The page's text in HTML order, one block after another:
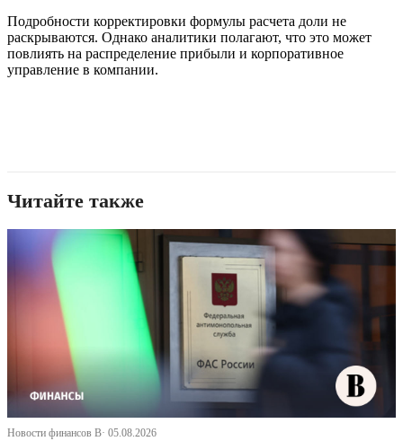
Подробности корректировки формулы расчета доли не
раскрываются. Однако аналитики полагают, что это может
повлиять на распределение прибыли и корпоративное
управление в компании.
Читайте также
Новости финансов В· 05.08.2026